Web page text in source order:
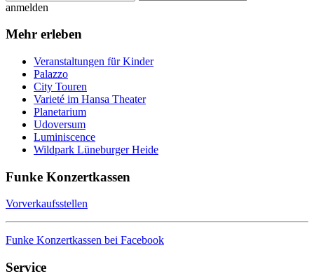
anmelden
Mehr erleben
Veranstaltungen für Kinder
Palazzo
City Touren
Varieté im Hansa Theater
Planetarium
Udoversum
Luminiscence
Wildpark Lüneburger Heide
Funke Konzertkassen
Vorverkaufsstellen
Funke Konzertkassen bei Facebook
Service